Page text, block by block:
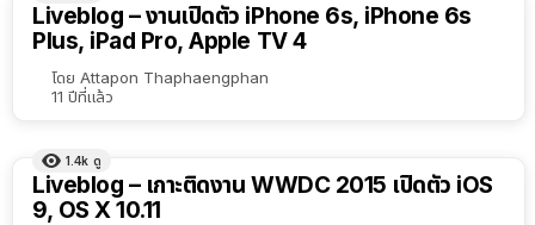
Liveblog – งานเปิดตัว iPhone 6s, iPhone 6s
Plus, iPad Pro, Apple TV 4
โดย Attapon Thaphaengphan
11 ปีที่แล้ว
1.4k ดู
Liveblog – เกาะติดงาน WWDC 2015 เปิดตัว iOS
9, OS X 10.11